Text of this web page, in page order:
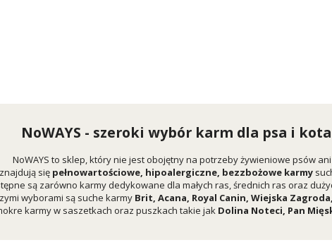
NoWAYS - szeroki wybór karm dla psa i kota
NoWAYS to sklep, który nie jest obojętny na potrzeby żywieniowe psów
się pełnowartościowe, hipoalergiczne, bezzbożowe karmy
są zarówno karmy dedykowane dla małych ras, średnich ras oraz
wyborami są suche karmy Brit, Acana, Royal Canin, Wiejska Zagroda,
karmy w saszetkach oraz puszkach takie jak Dolina Noteci, Pan